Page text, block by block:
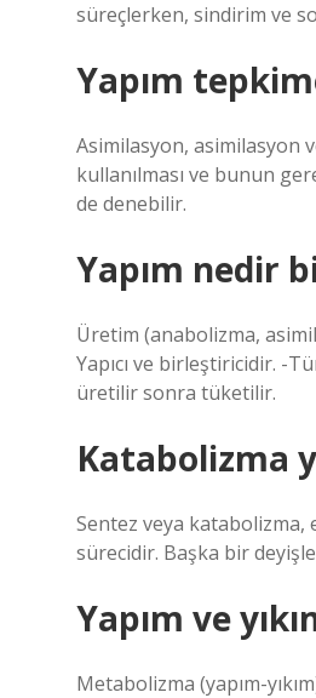
süreçlerken, sindirim ve
Yapım
Asimilasyon, asimilasyon
kullanılması ve bunun
de denebilir.
Yapım nedir
Üretim (anabolizma,
Yapıcı ve birleştiricidir. -
üretilir sonra tüketilir.
Katabolizma
Sentez veya katabolizma,
sürecidir. Başka bir
Yapım ve
Metabolizma (yapım-